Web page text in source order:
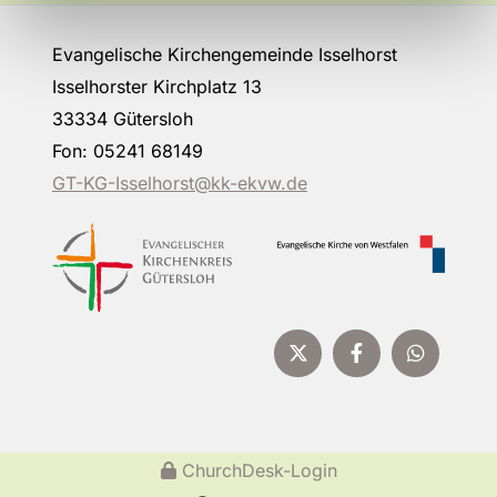
Evangelische Kirchengemeinde Isselhorst
Isselhorster Kirchplatz 13
33334 Gütersloh
Fon: 05241 68149
GT-KG-Isselhorst@kk-ekvw.de
ChurchDesk-Login